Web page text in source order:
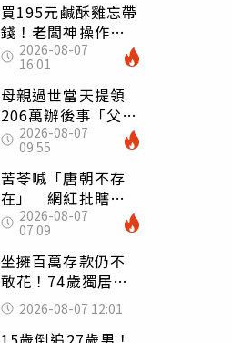
買195元鹹酥雞忘帶
錢！老闆神操作
「倒找5元」 全網
看哭：這就是台灣
2026-08-07
16:01
母親過世當天提領
206萬辦後事「父子
遭判刑」 律師：
搶錢先下手是罪
2026-08-07
09:55
苦苓喊「唐朝不存
在」 網紅批瞎編
歷史：李白、杜甫
用鮮卑文寫詩？
2026-08-07
07:09
坐擁百萬存款仍不
敢花！74歲獨居翁
「1餐只吃1片吐
司」 半年後暴瘦
2026-08-07 12:01